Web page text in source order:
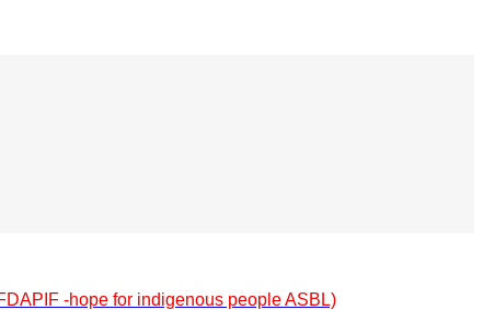
-hope for indigenous people ASBL)